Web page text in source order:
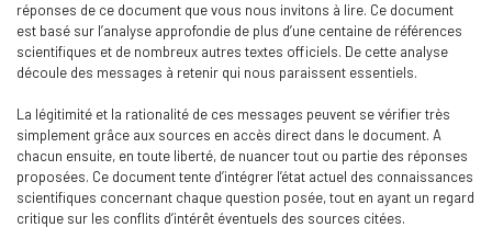
réponses de ce document que vous nous invitons à lire. Ce document
est basé sur l’analyse approfondie de plus d’une centaine de références
scientifiques et de nombreux autres textes officiels. De cette analyse
découle des messages à retenir qui nous paraissent essentiels.
La légitimité et la rationalité de ces messages peuvent se vérifier très
simplement grâce aux sources en accès direct dans le document. A
chacun ensuite, en toute liberté, de nuancer tout ou partie des réponses
proposées. Ce document tente d’intégrer l’état actuel des connaissances
scientifiques concernant chaque question posée, tout en ayant un regard
critique sur les conflits d’intérêt éventuels des sources citées.